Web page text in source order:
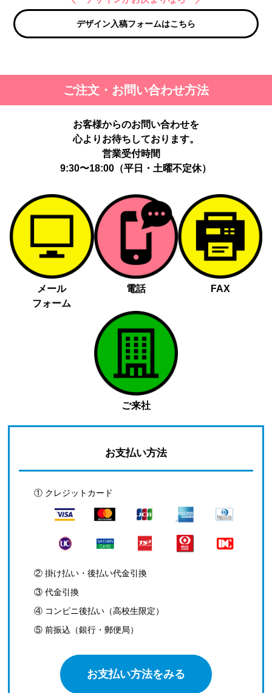
デザイン入稿フォームはこちら
ご注文・お問い合わせ方法
お客様からのお問い合わせを
心よりお待ちしております。
営業受付時間
9:30〜18:00（平日・土曜不定休）
メール
フォーム
電話 FAX
ご来社
お支払い方法
① クレジットカード
② 掛け払い・後払い代金引換
③ 代金引換
④ コンビニ後払い（高校生限定）
⑤ 前振込（銀行・郵便局）
お支払い方法をみる